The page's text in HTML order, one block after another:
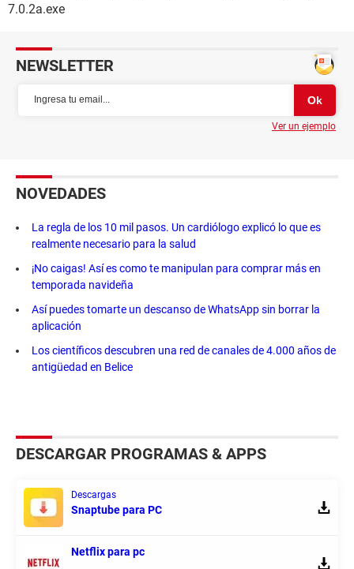
7.0.2a.exe
NEWSLETTER
Ver un ejemplo
NOVEDADES
La regla de los 10 mil pasos. Un cardiólogo explicó lo que es
realmente necesario para la salud
¡No caigas! Así es como te manipulan para comprar más en
temporada navideña
Así puedes tomarte un descanso de WhatsApp sin borrar la
aplicación
Los científicos descubren una red de canales de 4.000 años de
antigüedad en Belice
DESCARGAR PROGRAMAS & APPS
Descargas
Snaptube para PC
Netflix para pc